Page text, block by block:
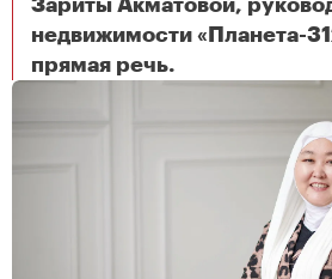
Зариты Акматовой,
недвижимости «Планета-
прямая речь.